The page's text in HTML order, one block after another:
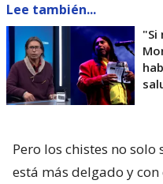
Lee también...
"Si
Pero los chistes no
está más delgado y